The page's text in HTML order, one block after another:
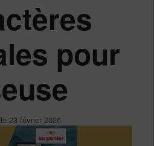
pour
23 février 2026